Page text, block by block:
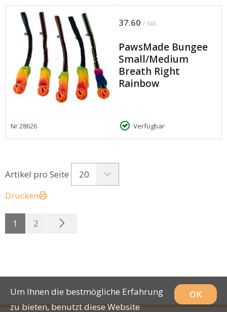
37.60 / Stk.
PawsMade Bungee
Small/Medium
Breath Right
Rainbow
Nr28626 Verfügbar
Artikel pro Seite
20
Drucken
1 2
OK
Um Ihnen die bestmögliche Erfahrung
zu bieten, benutzt diese Website